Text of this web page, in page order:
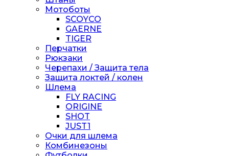
Мотоботы
SCOYCO
GAERNE
TIGER
Перчатки
Рюкзаки
Черепахи / Защита тела
Защита локтей / колен
Шлема
FLY RACING
ORIGINE
SHOT
JUST1
Очки для шлема
Комбинезоны